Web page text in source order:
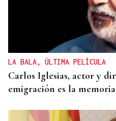
LA BALA, ÚLTIMA PELÍCULA
Carlos Iglesias, actor y
emigración es la